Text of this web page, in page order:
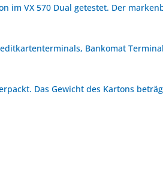
im VX 570 Dual getestet. Der
Bankomat
Das Gewicht des Kartons